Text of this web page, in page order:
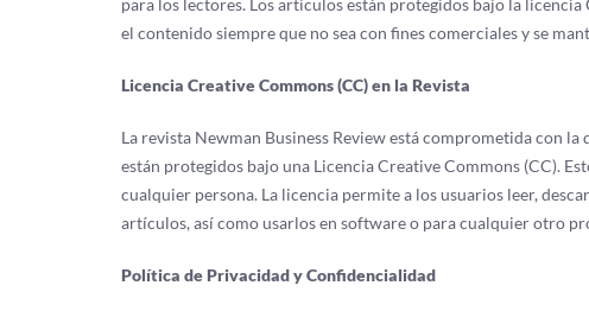
para los lectores. Los artículos están protegidos bajo la
el contenido siempre que no sea con fines comerciales y se
Licencia Creative Commons (CC) en la Revista
La revista Newman Business Review está comprometida con la
están protegidos bajo una Licencia Creative Commons (CC).
cualquier persona. La licencia permite a los usuarios leer,
artículos, así como usarlos en software o para cualquier otro
Política de Privacidad y Confidencialidad